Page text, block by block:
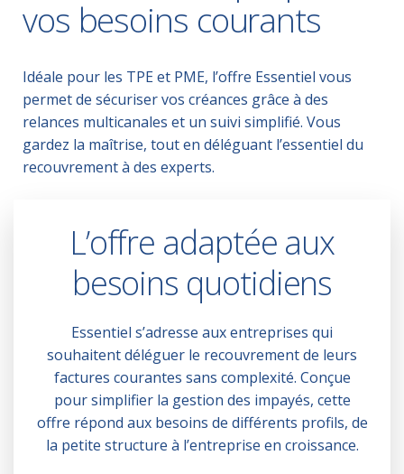
vos besoins courants
Idéale pour les TPE et PME, l’offre Essentiel vous
permet de sécuriser vos créances grâce à des
relances multicanales et un suivi simplifié. Vous
gardez la maîtrise, tout en déléguant l’essentiel du
recouvrement à des experts.
L’offre adaptée aux
besoins quotidiens
Essentiel s’adresse aux entreprises qui
souhaitent déléguer le recouvrement de leurs
factures courantes sans complexité. Conçue
pour simplifier la gestion des impayés, cette
offre répond aux besoins de différents profils, de
la petite structure à l’entreprise en croissance.